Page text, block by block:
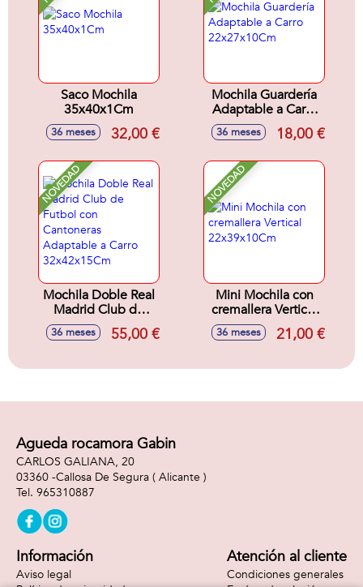
Saco Mochila
35x40x1Cm
36 meses 32,00 €
Mochila Guardería
Adaptable a Carro
22x27x10Cm
36 meses 18,00 €
NOVEDAD
Mochila Doble Real
Madrid Club de
Futbol con
Cantoneras
32x42x15Cm
36 meses 55,00 €
NOVEDAD
Mini Mochila con
cremallera Vertical
22x39x10Cm
36 meses 21,00 €
Agueda rocamora Gabin
CARLOS GALIANA, 20
03360 -Callosa De Segura ( Alicante )
965310887
Información
Aviso legal
Atención al cliente
Condiciones generales